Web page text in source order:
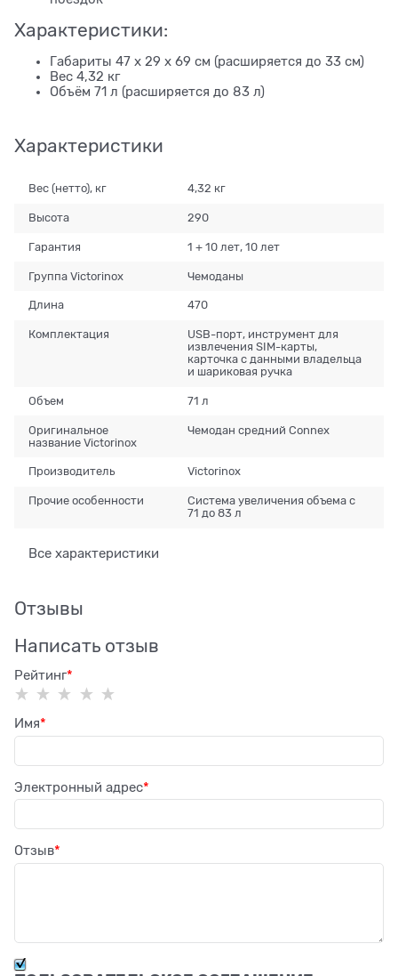
Характеристики:
Габариты 47 x 29 x 69 см (расширяется до 33 см)
Вес 4,32 кг
Объём 71 л (расширяется до 83 л)
Характеристики
Вес (нетто), кг 4,32 кг
Высота 290
Гарантия 1 + 10 лет, 10 лет
Группа Victorinox Чемоданы
Длина 470
Комплектация
USB-порт, инструмент для
извлечения SIM-карты,
карточка с данными владельца
и шариковая ручка
Объем 71 л
Оригинальное
название Victorinox
Чемодан средний Connex
Производитель Victorinox
Прочие особенности
Система увеличения объема с
71 до 83 л
Все характеристики
Отзывы
Написать отзыв
Рейтинг
Имя
Электронный адрес
Отзыв